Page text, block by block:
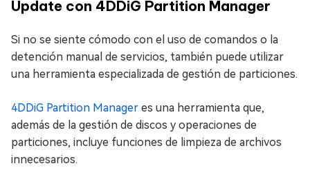
Update con 4DDiG Partition Manager
Si no se siente cómodo con el uso de comandos o la
detención manual de servicios, también puede utilizar
una herramienta especializada de gestión de particiones.
4DDiG Partition Manager es una herramienta que,
además de la gestión de discos y operaciones de
particiones, incluye funciones de limpieza de archivos
innecesarios.